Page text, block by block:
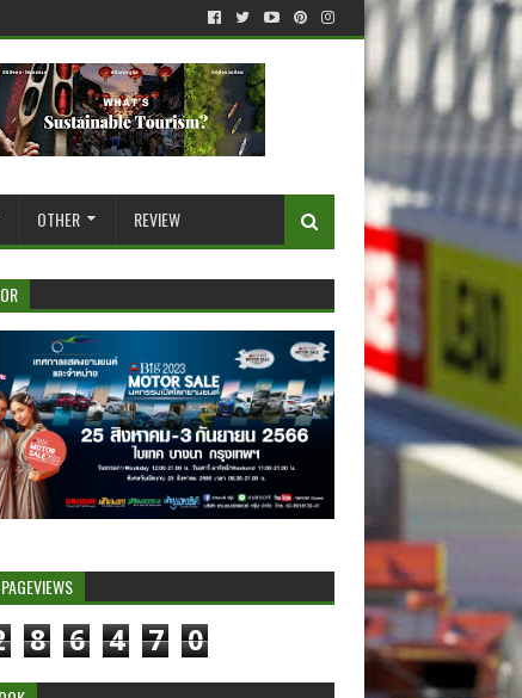
OTHER REVIEW
8 6 4 7 0